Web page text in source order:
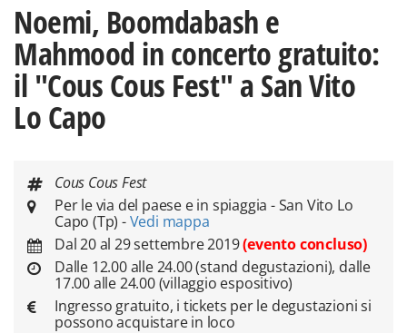
Noemi, Boomdabash e
Mahmood in concerto gratuito:
il "Cous Cous Fest" a San Vito
Lo Capo
Cous Cous Fest
Per le via del paese e in spiaggia - San Vito Lo
Capo (Tp) -Vedi mappa
Dal 20 al 29 settembre 2019(evento concluso)
Dalle 12.00 alle 24.00 (stand degustazioni), dalle
17.00 alle 24.00 (villaggio espositivo)
Ingresso gratuito, i tickets per le degustazioni si
possono acquistare in loco